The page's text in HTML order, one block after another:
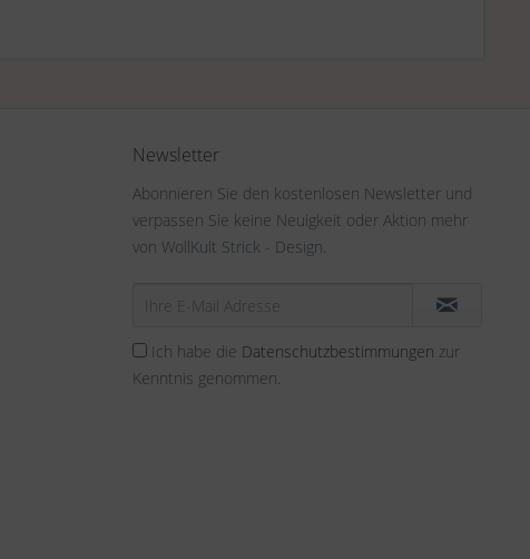
Newsletter
Abonnieren Sie den kostenlosen Newsletter und
verpassen Sie keine Neuigkeit oder Aktion mehr
von WollKult Strick - Design.
Ich habe die Datenschutzbestimmungen zur
Kenntnis genommen.